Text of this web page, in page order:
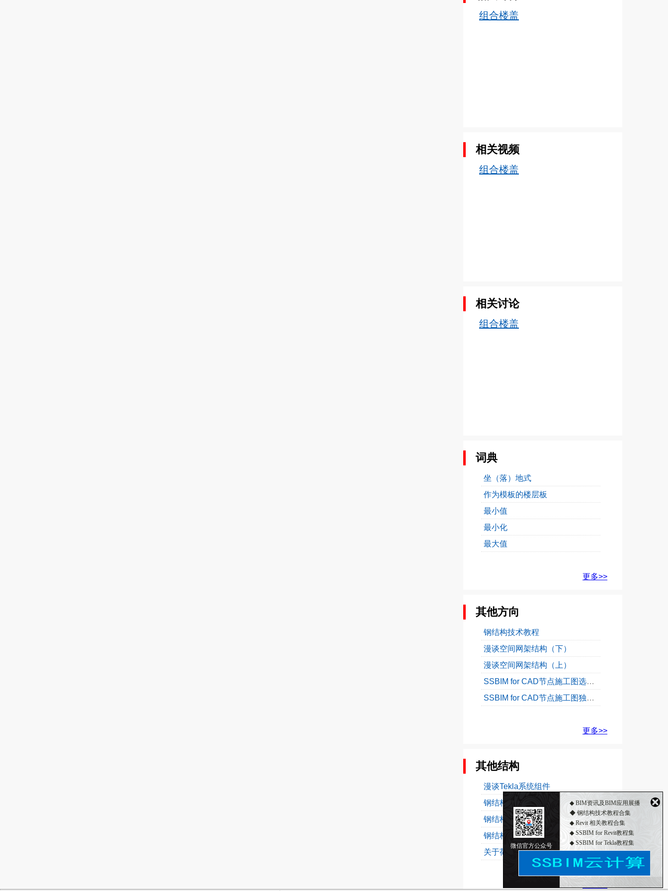
组合楼盖
相关视频
组合楼盖
相关讨论
组合楼盖
词典
坐（落）地式
作为模板的楼层板
最小值
最小化
最大值
更多>>
其他方向
钢结构技术教程
漫谈空间网架结构（下）
漫谈空间网架结构（上）
SSBIM for CAD节点施工图选自标准图集
SSBIM for CAD节点施工图独特的升级模式
更多>>
其他结构
漫谈Tekla系统组件
钢结构技术教程
钢结构主体BIM建模之：Tekla梁位置信息详解
钢结构主体BIM建模之：Tekla柱位置信息详解
关于荷载之一：你习惯的荷载分项系数1.2和1.4改了...
更多>>
微信官方公众号
◆ BIM资讯及BIM应用展播
◆ 钢结构技术教程合集
◆ Revit 相关教程合集
◆ SSBIM for Revit教程集
◆ SSBIM for Tekla教程集
◆ 2018年12月3日钢构主材价格行情